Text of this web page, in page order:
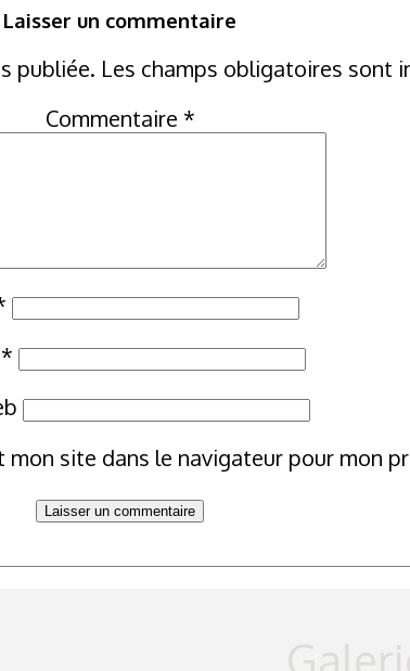
Laisser un commentaire
publiée. Les champs obligatoires sont
Commentaire *
*
mon site dans le navigateur pour mon